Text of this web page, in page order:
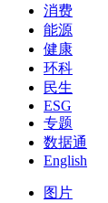
消费
能源
健康
环科
民生
ESG
专题
数据通
English
图片